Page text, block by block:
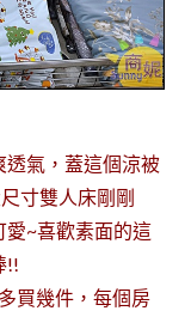
透氣，蓋這個涼被
寸雙人床剛剛
愛~喜歡素面的這
!!
買幾件，每個房